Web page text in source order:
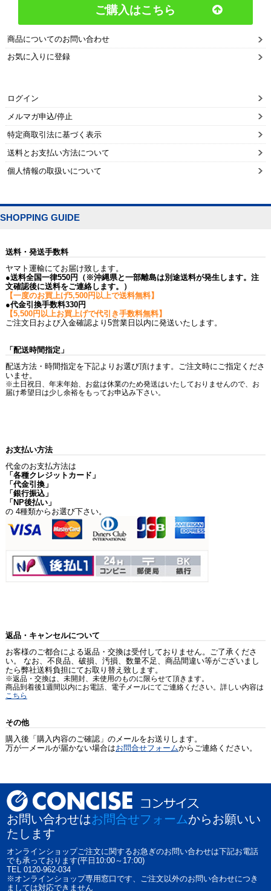
ご購入はこちら
商品についてのお問い合わせ
お気に入りに登録
ログイン
メルマガ申込/停止
特定商取引法に基づく表示
送料とお支払い方法について
個人情報の取扱いについて
SHOPPING GUIDE
送料・発送手数料
ヤマト運輸にてお届け致します。
●送料全国一律550円（※沖縄県と一部離島は別途送料が発生します。注
文確認後に送料をご連絡します。）
【一度のお買上げ5,500円以上で送料無料】
●代金引換手数料330円
【5,500円以上お買上げで代引き手数料無料】
ご注文日および入金確認より5営業日以内に発送いたします。
「配送時間指定」
配送方法・時間指定を下記よりお選び頂けます。ご注文時にご指定くださ
いませ。
※土日祝日、年末年始、お盆は休業のため発送はいたしておりませんので、お
届け希望日は少し余裕をもってお申込み下さい。
お支払い方法
代金のお支払方法は
「各種クレジットカード」
「代金引換」
「銀行振込」
「NP後払い」
の 4種類からお選び下さい。
返品・キャンセルについて
お客様のご都合による返品・交換は受付しておりません。ご了承くださ
い。 なお、不良品、破損、汚損、数量不足、商品間違い等がございまし
たら弊社送料負担にてお取り替え致します。
※返品・交換は、未開封、未使用のものに限らせて頂きます。
商品到着後1週間以内にお電話、電子メールにてご連絡ください。詳しい内容は
こちら
その他
購入後「購入内容のご確認」のメールをお送りします。
万が一メールが届かない場合はお問合せフォームからご連絡ください。
お問い合わせはお問合せフォームからお願いい
たします
オンラインショップご注文に関するお急ぎのお問い合わせは下記お電話
でも承っております(平日10:00～17:00)
TEL 0120-962-034
※オンラインショップ専用窓口です、ご注文以外のお問い合わせにつき
ましては対応できません